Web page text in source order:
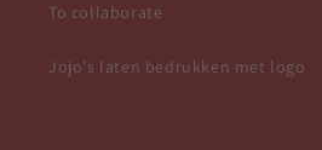
To collaborate
Jojo's laten bedrukken met logo